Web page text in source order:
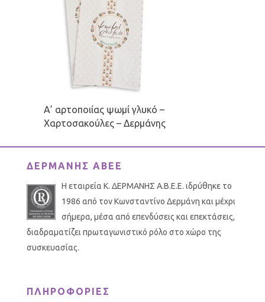
Α’ αρτοποιίας ψωμί γλυκό –
Χαρτοσακούλες – Δερμάνης
ΔΕΡΜΑΝΗΣ ΑΒΕΕ
Η εταιρεία Κ. ΔΕΡΜΑΝΗΣ Α.Β.Ε.Ε. ιδρύθηκε το
1986 από τον Κωνσταντίνο Δερμάνη και μέχρι
σήμερα, μέσα από επενδύσεις και επεκτάσεις,
διαδραματίζει πρωταγωνιστικό ρόλο στο χώρο της
συσκευασίας.
ΠΛΗΡΟΦΟΡΙΕΣ